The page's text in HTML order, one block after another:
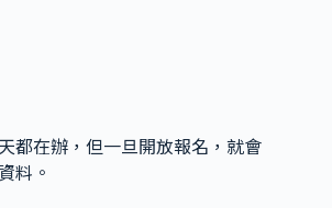
都在辦，但一旦開放報名，就會
料。